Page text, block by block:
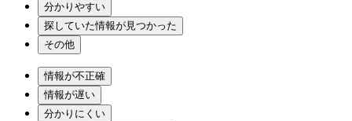
分かりやすい
探していた情報が見つかった
その他
情報が不正確
情報が遅い
分かりにくい